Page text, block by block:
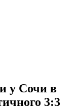
у Сочи в
3:3